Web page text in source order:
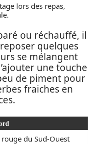
lors des repas,
ou réchauffé, il
quelques
se mélangent
une touche
de piment pour
fraiches en
du Sud-Ouest